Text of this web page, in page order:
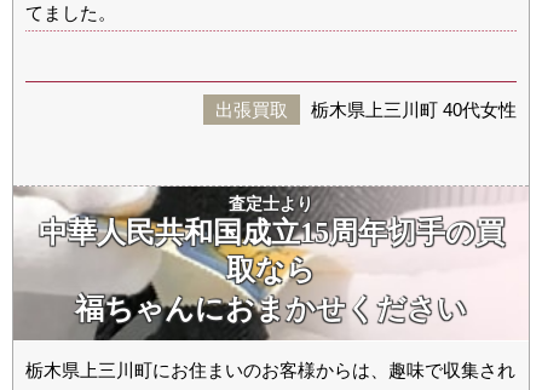
てました。
出張買取 栃木県上三川町 40代女性
査定士より
中華人民共和国成立15周年切手の買
取なら
福ちゃんにおまかせください
栃木県上三川町にお住まいのお客様からは、趣味で収集され